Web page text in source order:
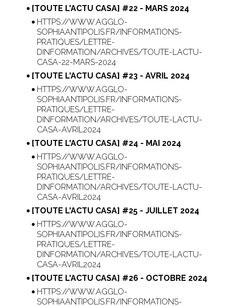
[TOUTE L'ACTU CASA] #22 - MARS 2024
HTTPS://WWW.AGGLO-
SOPHIAANTIPOLIS.FR/INFORMATIONS-
PRATIQUES/LETTRE-
DINFORMATION/ARCHIVES/TOUTE-LACTU-
CASA-22-MARS-2024
[TOUTE L'ACTU CASA] #23 - AVRIL 2024
HTTPS://WWW.AGGLO-
SOPHIAANTIPOLIS.FR/INFORMATIONS-
PRATIQUES/LETTRE-
DINFORMATION/ARCHIVES/TOUTE-LACTU-
CASA-AVRIL2024
[TOUTE L'ACTU CASA] #24 - MAI 2024
HTTPS://WWW.AGGLO-
SOPHIAANTIPOLIS.FR/INFORMATIONS-
PRATIQUES/LETTRE-
DINFORMATION/ARCHIVES/TOUTE-LACTU-
CASA-AVRIL2024
[TOUTE L'ACTU CASA] #25 - JUILLET 2024
HTTPS://WWW.AGGLO-
SOPHIAANTIPOLIS.FR/INFORMATIONS-
PRATIQUES/LETTRE-
DINFORMATION/ARCHIVES/TOUTE-LACTU-
CASA-AVRIL2024
[TOUTE L'ACTU CASA] #26 - OCTOBRE 2024
HTTPS://WWW.AGGLO-
SOPHIAANTIPOLIS.FR/INFORMATIONS-